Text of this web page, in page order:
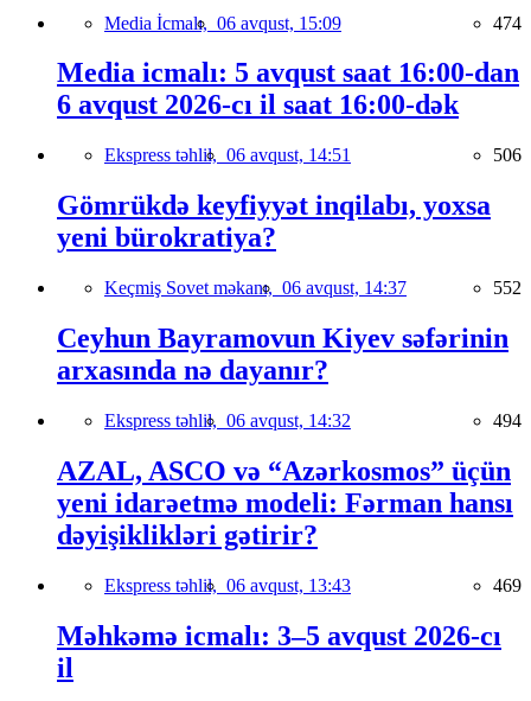
Media İcmalı, 06 avqust, 15:09 474
Media icmalı: 5 avqust saat 16:00-dan
6 avqust 2026-cı il saat 16:00-dək
Ekspress təhlil, 06 avqust, 14:51 506
Gömrükdə keyfiyyət inqilabı, yoxsa
yeni bürokratiya?
Keçmiş Sovet məkanı, 06 avqust, 14:37 552
Ceyhun Bayramovun Kiyev səfərinin
arxasında nə dayanır?
Ekspress təhlil, 06 avqust, 14:32 494
AZAL, ASCO və “Azərkosmos” üçün
yeni idarəetmə modeli: Fərman hansı
dəyişiklikləri gətirir?
Ekspress təhlil, 06 avqust, 13:43 469
Məhkəmə icmalı: 3–5 avqust 2026-cı
il